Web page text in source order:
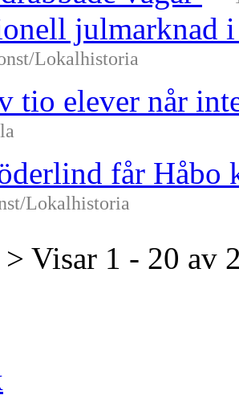
julmarknad
Lokalhistoria
tio elever når
får
Lokalhistoria
> Visar 1 - 20 av